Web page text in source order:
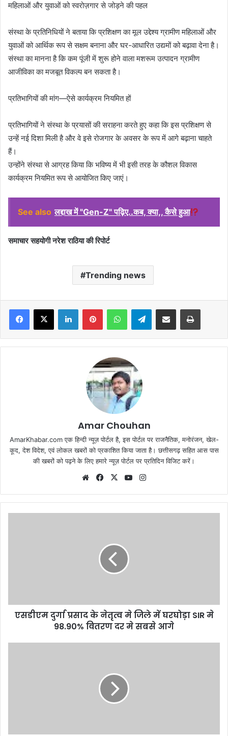
महिलाओं और युवाओं को स्वरोज़गार से जोड़ने की पहल
संस्था के प्रतिनिधियों ने बताया कि प्रशिक्षण का मूल उद्देश्य ग्रामीण महिलाओं और
युवाओं को आर्थिक रूप से सक्षम बनाना और घर-आधारित उद्यमों को बढ़ावा देना है।
संस्था का मानना है कि कम पूंजी में शुरू होने वाला मशरूम उत्पादन ग्रामीण
आजीविका का मजबूत विकल्प बन सकता है।
प्रतिभागियों की मांग—ऐसे कार्यक्रम नियमित हों
प्रतिभागियों ने संस्था के प्रयासों की सराहना करते हुए कहा कि इस प्रशिक्षण से
उन्हें नई दिशा मिली है और वे इसे रोजगार के अवसर के रूप में आगे बढ़ाना चाहते
हैं।
उन्होंने संस्था से आग्रह किया कि भविष्य में भी इसी तरह के कौशल विकास
कार्यक्रम नियमित रूप से आयोजित किए जाएं।
See also लद्दाख में "Gen-Z" पढ़िए..कब, क्या,, कैसे हुआ
समाचार सहयोगी नरेश राठिया की रिपोर्ट
Trending news
Facebook
X LinkedInPinterestWhatsAppTelegramShare via Email Print
Amar Chouhan
AmarKhabar.com एक हिन्दी न्यूज़ पोर्टल है, इस पोर्टल पर राजनैतिक, मनोरंजन, खेल-
कूद, देश विदेश, एवं लोकल खबरों को प्रकाशित किया जाता है। छत्तीसगढ़ सहित आस पास
की खबरों को पढ़ने के लिए हमारे न्यूज़ पोर्टल पर प्रतिदिन विजिट करें।
WebsiteFacebook
X YouTube
एसडीएम दुर्गा प्रसाद के नेतृत्व मे जिले में घरघोड़ा SIR मे
98.90% वितरण दर मे सबसे आगे